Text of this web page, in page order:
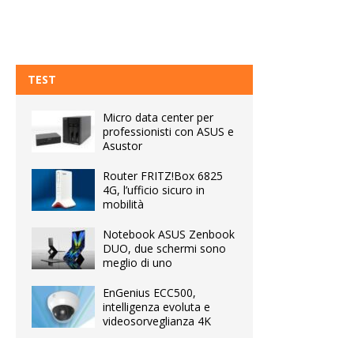
TEST
Micro data center per
professionisti con ASUS e
Asustor
Router FRITZ!Box 6825
4G, l’ufficio sicuro in
mobilità
Notebook ASUS Zenbook
DUO, due schermi sono
meglio di uno
EnGenius ECC500,
intelligenza evoluta e
videosorveglianza 4K